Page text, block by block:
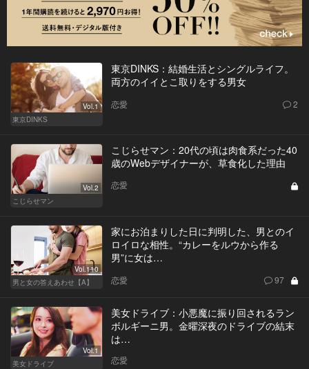
Vol.1
東京DINKS
東京DINKS：結婚生活とシングルライフ。
両方のイイとこ取りをする男女
恋愛 2
Vol.2
こじらせマン
こじらせマン：20代の頃は肉食系だった40
歳のWebデザイナーが、草食化した理由
恋愛
Vol.110
男と女の答えあわせ【A】
家にお泊まりした日に判明した、男とのイ
ロイロな相性。“カレーをルウから作る
男”に女は…
恋愛 97
Vol.1
美女ドライブ
美女ドライブ：小悪魔に振り回されるラン
ボルギーニ男。金曜深夜のドライブの結末
は…
恋愛